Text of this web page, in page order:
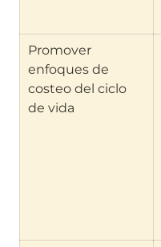
Promover
enfoques de
costeo del ciclo
de vida